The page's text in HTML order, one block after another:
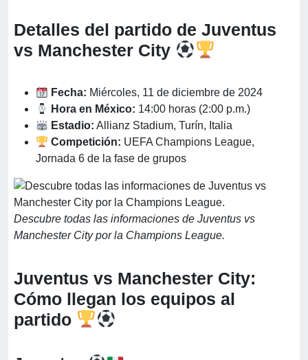
Detalles del partido de Juventus
vs Manchester City
Fecha: Miércoles, 11 de diciembre de 2024
Hora en México: 14:00 horas (2:00 p.m.)
Estadio: Allianz Stadium, Turín, Italia
Competición: UEFA Champions League,
Jornada 6 de la fase de grupos
Descubre todas las informaciones de Juventus vs
Manchester City por la Champions League.
Juventus vs Manchester City:
Cómo llegan los equipos al
partido